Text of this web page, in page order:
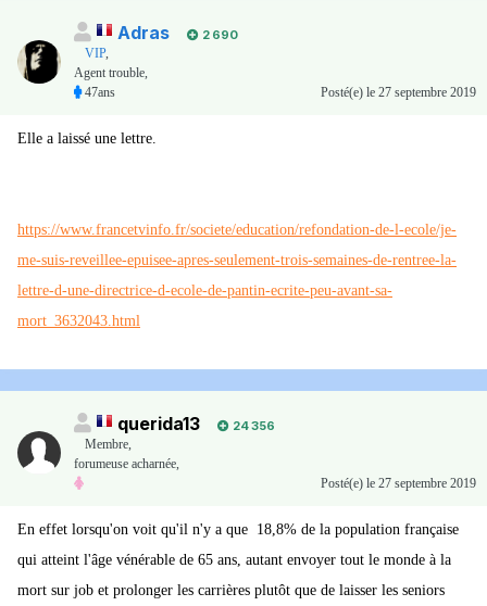
Adras
2 690
VIP,
Agent trouble,
47ans
Posté(e) le 27 septembre 2019
Elle a laissé une lettre.
https://www.francetvinfo.fr/societe/education/refondation-de-l-ecole/je-
me-suis-reveillee-epuisee-apres-seulement-trois-semaines-de-rentree-la-
lettre-d-une-directrice-d-ecole-de-pantin-ecrite-peu-avant-sa-
mort_3632043.html
querida13
24 356
Membre,
forumeuse acharnée,
Posté(e) le 27 septembre 2019
En effet lorsqu'on voit qu'il n'y a que 18,8% de la population française
qui atteint l'âge vénérable de 65 ans, autant envoyer tout le monde à la
mort sur job et prolonger les carrières plutôt que de laisser les seniors